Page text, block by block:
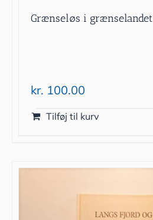
Grænseløs i grænselandet
kr. 100.00
Tilføj til kurv